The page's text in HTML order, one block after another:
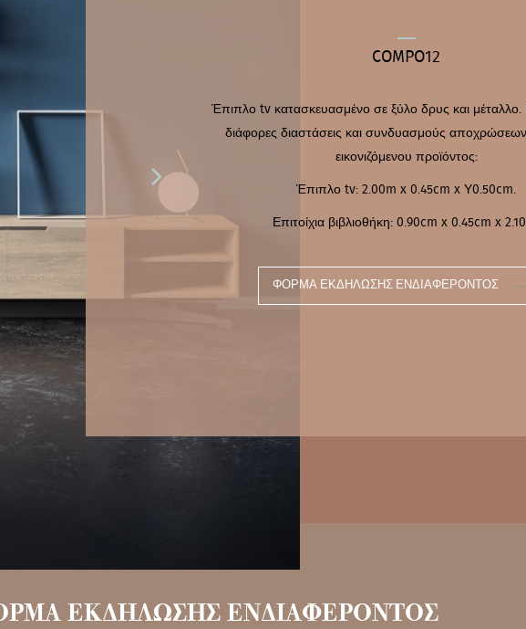

COMPO12
Έπιπλο tv κατασκευασμένο σε ξύλο δρυς και μέταλλο.
διάφορες διαστάσεις και συνδυασμούς
εικονιζόμενου προϊόντος:
Έπιπλο tv: 2.00m x 0.45cm x Υ0.50cm.
Επιτοίχια βιβλιοθήκη: 0.90cm x 0.45cm x
ΦΌΡΜΑ ΕΚΔΉΛΩΣΗΣ ΕΝΔΙΑΦΈΡΟΝΤΟΣ
ΕΚΔΗΛΩΣΗΣ ΕΝΔΙΑΦΕΡΟΝΤΟΣ